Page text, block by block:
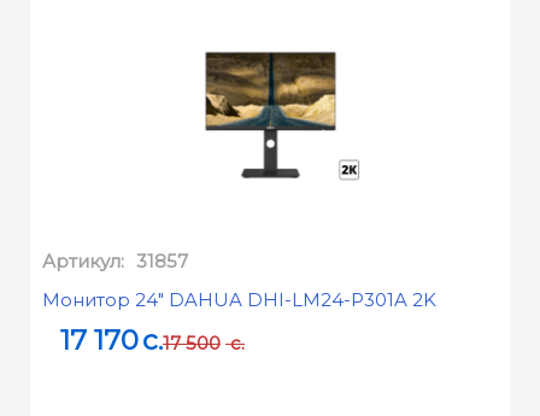
Артикул: 31857
Монитор 24" DAHUA DHI-LM24-P301A 2K
17 170c.17 500 c.